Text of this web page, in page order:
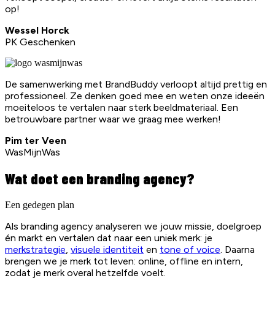
op!
Wessel Horck
PK Geschenken
De samenwerking met BrandBuddy verloopt altijd prettig en
professioneel. Ze denken goed mee en weten onze ideeën
moeiteloos te vertalen naar sterk beeldmateriaal. Een
betrouwbare partner waar we graag mee werken!
Pim ter Veen
WasMijnWas
Wat doet een branding agency?
Een gedegen plan
Als branding agency analyseren we jouw missie, doelgroep
én markt en vertalen dat naar een uniek merk: je
merkstrategie, visuele identiteit en tone of voice. Daarna
brengen we je merk tot leven: online, offline en intern,
zodat je merk overal hetzelfde voelt.